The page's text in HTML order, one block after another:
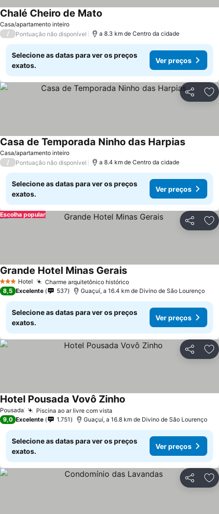
Casa/apartamento inteiro
Chalé Cheiro de Mato
/ Pontuação não disponível a 8.3 km de Centro da cidade
Selecione as datas para ver os preços
exatos.
Ver preços
Partilhar
Casa/apartamento inteiro
Casa de Temporada Ninho das HarpiasVer
/ Pontuação não disponível a 8.4 km de Centro da cidade
Selecione as datas para ver os preços
exatos.
Ver preços
Partilhar
Escolha popular
3 EstrelasHotel Charme arquitetônico históricoVer preços
Grande Hotel Minas GeraisVer preços
8,5 Excelente 537 Guaçuí, a 16.4 km de Divino de São Lourenço
Selecione as datas para ver os preços
exatos.
Ver preços
Partilhar
Pousada Piscina ao ar livre com vista
Hotel Pousada Vovô Zinho
9,0 Excelente 1.751 Guaçuí, a 16.8 km de Divino de São Lourenço
Selecione as datas para ver os preços
exatos.
Ver preços
Partilhar